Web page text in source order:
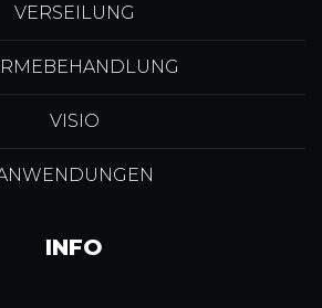
VERSEILUNG
VISIO
INFO